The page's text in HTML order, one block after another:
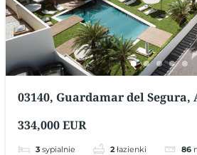
03140, Guardamar del Segura,
334,000 EUR
3 sypialnie 2 łazienki 86